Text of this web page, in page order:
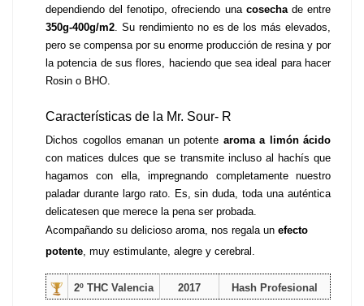
dependiendo del fenotipo, ofreciendo una cosecha
350g-400g/m2 . Su rendimiento no es de los más elevados,
pero se compensa por su enorme producción de resina y por
la potencia de sus flores, haciendo que sea ideal para hacer
Rosin o BHO.
Características de la Mr. Sour- R
Dichos cogollos emanan un potente aroma a limón ácido
con matices dulces que se transmite incluso al hachís que
hagamos con ella, impregnando completamente nuestro
paladar durante largo rato. Es, sin duda, toda una auténtica
delicatesen que merece la pena ser probada.
Acompañando su delicioso aroma, nos regala un efecto
potente, muy estimulante, alegre y cerebral.
2º THC Valencia 2017 Hash Profesional